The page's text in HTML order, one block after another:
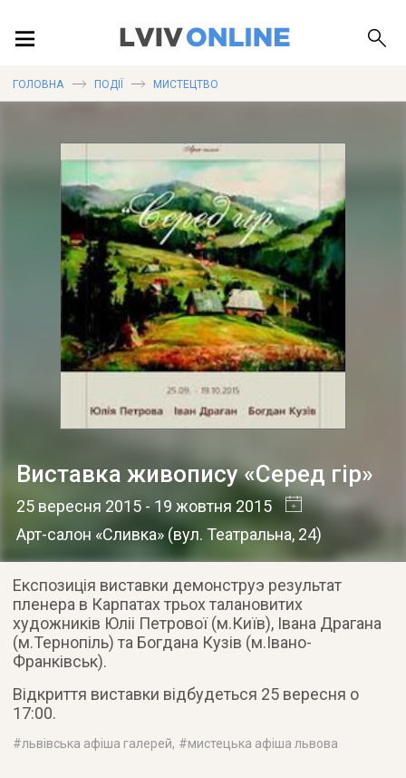
ПУБЛІКАЦІЇ
ДОВІДКА
ГОЛОВНА ПОДІЇ МИСТЕЦТВО
Виставка живопису «Серед гір»
25 вересня 2015- 19 жовтня 2015
Арт-салон «Сливка» (вул. Театральна, 24)
Експозиція виставки демонструэ результат
пленера в Карпатах трьох талановитих
художників Юліі Петрової (м.Київ), Івана Драгана
(м.Тернопіль) та Богдана Кузів (м.Івано-
Франківськ).
Відкриття виставки відбудеться 25 вересня о
17:00.
#львівська афіша галерей, #мистецька афіша львова